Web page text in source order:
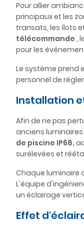
Pour allier
principaux et les
transats, les îlots
télécommande ,
pour les
Le système prend
personnel de
Installation
Afin de ne pas
anciens
de piscine IP68,
surélevées et
Chaque luminaire
L'équipe
un éclairage
Effet